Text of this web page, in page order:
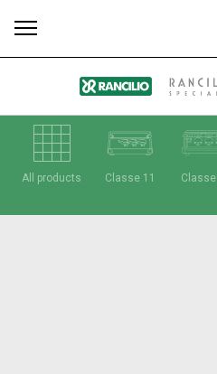
All products Classe 11
Todos Produtos